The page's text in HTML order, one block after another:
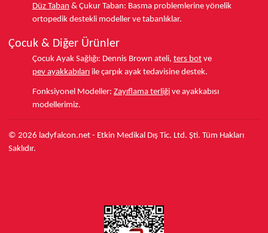
Düz Taban & Çukur Taban: Basma problemlerine yönelik
ortopedik destekli modeller ve tabanlıklar.
Çocuk & Diğer Ürünler
Çocuk Ayak Sağlığı: Dennis Brown ateli, ters bot ve
pev ayakkabıları ile çarpık ayak tedavisine destek.
Fonksiyonel Modeller: Zayıflama terliği ve ayakkabısı
modellerimiz.
© 2026 ladyfalcon.net - Etkin Medikal Dış Tic. Ltd. Şti. Tüm Hakları
Saklıdır.